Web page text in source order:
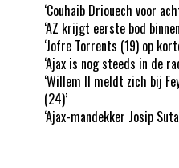
‘Couhaib Driouech voor
‘AZ krijgt eerste bod
‘Jofre Torrents (19) op
‘Ajax is nog steeds in de
‘Willem II meldt zich bij
(24)’
‘Ajax-mandekker Josip